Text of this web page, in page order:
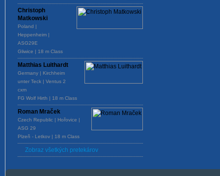
Christoph
Matkowski
Poland |
Heppenheim |
ASG29E
Gliwice | 18 m Class
Matthias Luithardt
Germany | Kirchheim
unter Teck | Ventus 2
cxm
FG Wolf Hirth | 18 m Class
Roman Mraček
Czech Republic | Hořovice |
ASG 29
Plzeň - Letkov | 18 m Class
Zobraz všetkých pretekárov